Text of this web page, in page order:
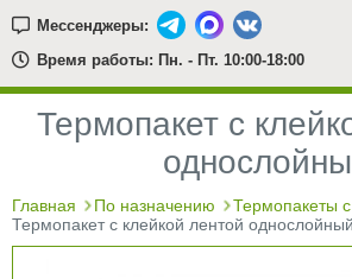
Мессенджеры:
Время работы: Пн. - Пт. 10:00-18:00
Термопакет с
Главная По назначению
Термопакеты
Термопакет с клейкой лентой однослойный